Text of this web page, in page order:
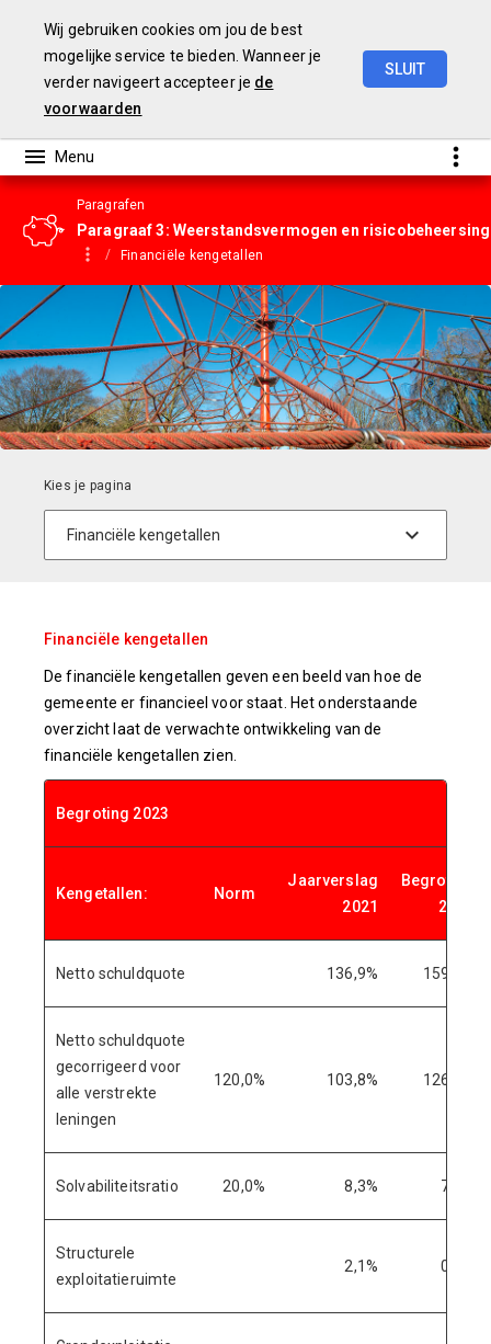
Wij gebruiken cookies om jou de best
mogelijke service te bieden. Wanneer je
verder navigeert accepteer je de
voorwaarden
SLUIT
Paragrafen
Paragraaf 3: Weerstandsvermogen en risicobeheersing
Financiële kengetallen
Financiële kengetallen
De financiële kengetallen geven een beeld van hoe de
gemeente er financieel voor staat. Het onderstaande
overzicht laat de verwachte ontwikkeling van de
financiële kengetallen zien.
Begroting 2023
Kengetallen: Norm
Jaarverslag
2021
Begroting
2022
Netto schuldquote 136,9% 159,6%
Netto schuldquote
gecorrigeerd voor
alle verstrekte
leningen
120,0% 103,8% 126,9%
Solvabiliteitsratio 20,0% 8,3% 7,9%
Structurele
exploitatieruimte
2,1% 0,5%